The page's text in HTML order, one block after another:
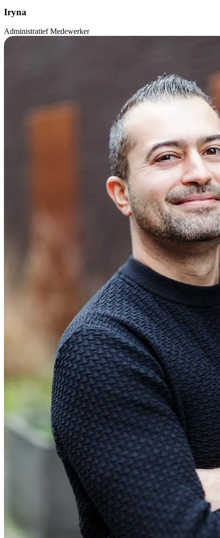
Iryna
Administratief Medewerker